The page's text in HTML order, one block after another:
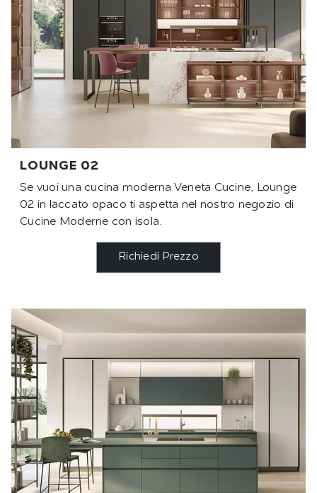
LOUNGE 02
Se vuoi una cucina moderna Veneta Cucine, Lounge
02 in laccato opaco ti aspetta nel nostro negozio di
Cucine Moderne con isola.
Richiedi Prezzo